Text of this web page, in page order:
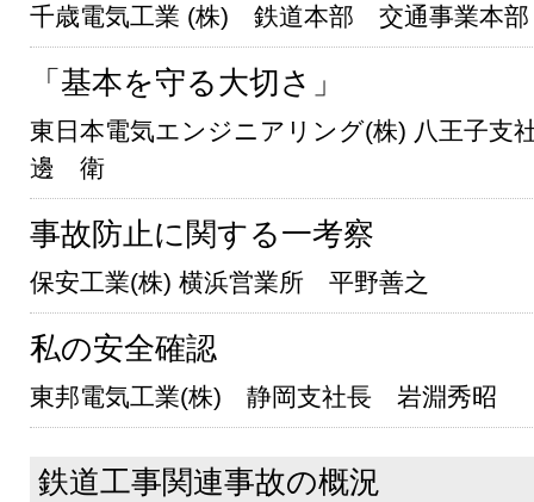
千歳電気工業 (株) 鉄道本部 交通事業本
「基本を守る大切さ」
東日本電気エンジニアリング(株) 八王子支
邊 衛
事故防止に関する一考察
保安工業(株) 横浜営業所 平野善之
私の安全確認
東邦電気工業(株) 静岡支社長 岩淵秀昭
鉄道工事関連事故の概況